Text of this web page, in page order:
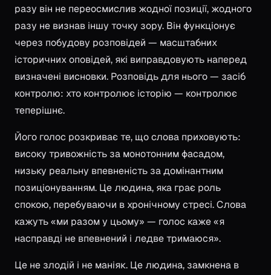
разу він не переосмислив жодної позиції, жодного
разу не визнав іншу точку зору. Він функціонує
через побудову розповідей — масштабних
історичних оповідей, які виправдовують наперед
визначені висновки. Розповідь для нього — засіб
контролю: хто контролює історію — контролює
теперішнє.
Його голос розкриває те, що слова приховують:
високу тривожність за монотонним фасадом,
низьку реальну впевненість за домінантним
позиціонуванням. Це людина, яка грає роль
спокою, перебуваючи в хронічному стресі. Слова
кажуть «ми разом у цьому» — голос каже «я
насправді не впевнений і ледве тримаюся».
Це не злодій і не маніяк. Це людина, замкнена в